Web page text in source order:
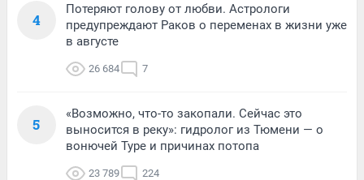
4
Потеряют голову от любви. Астрологи
предупреждают Раков о переменах в жизни уже
в августе
26 684 7
5
«Возможно, что-то закопали. Сейчас это
выносится в реку»: гидролог из Тюмени — о
вонючей Туре и причинах потопа
23 789 224